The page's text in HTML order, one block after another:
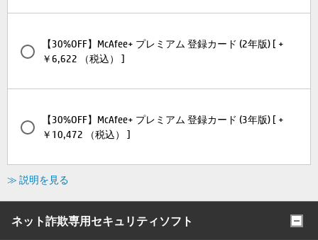
【30%OFF】McAfee+ プレミアム 登録カード (2年版) [ +
￥6,622 （税込） ]
【30%OFF】McAfee+ プレミアム 登録カード (3年版) [ +
￥10,472 （税込） ]
≫ 説明を見る
ネット詐欺専用セキュリティソフト